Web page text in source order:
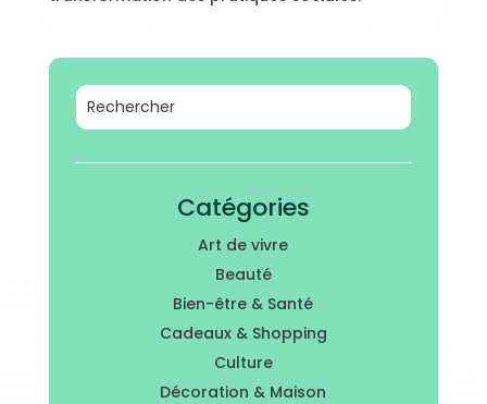
Catégories
Art de vivre
Beauté
Bien-être & Santé
Cadeaux & Shopping
Culture
Décoration & Maison